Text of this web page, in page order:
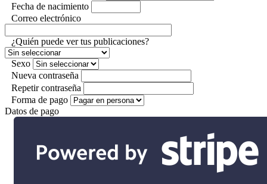
Fecha de nacimiento
Correo electrónico
¿Quién puede ver tus publicaciones?
Sexo
Nueva contraseña
Repetir contraseña
Forma de pago
Datos de pago